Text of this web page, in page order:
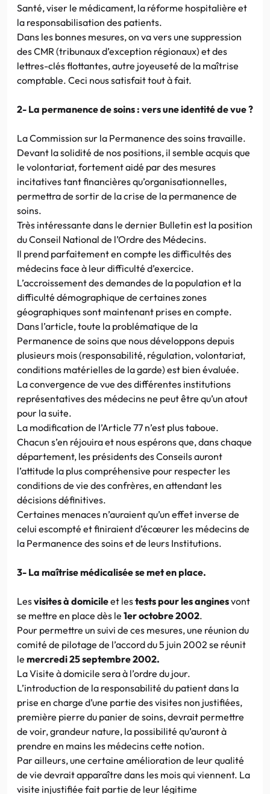
Santé, viser le médicament, la réforme hospitalière et
la responsabilisation des patients.
Dans les bonnes mesures, on va vers une suppression
des CMR (tribunaux d’exception régionaux) et des
lettres-clés flottantes, autre joyeuseté de la maîtrise
comptable. Ceci nous satisfait tout à fait.
2- La permanence de soins : vers une identité de vue ?
La Commission sur la Permanence des soins travaille.
Devant la solidité de nos positions, il semble acquis que
le volontariat, fortement aidé par des mesures
incitatives tant financières qu’organisationnelles,
permettra de sortir de la crise de la permanence de
soins.
Très intéressante dans le dernier Bulletin est la position
du Conseil National de l’Ordre des Médecins.
Il prend parfaitement en compte les difficultés des
médecins face à leur difficulté d’exercice.
L’accroissement des demandes de la population et la
difficulté démographique de certaines zones
géographiques sont maintenant prises en compte.
Dans l’article, toute la problématique de la
Permanence de soins que nous développons depuis
plusieurs mois (responsabilité, régulation, volontariat,
conditions matérielles de la garde) est bien évaluée.
La convergence de vue des différentes institutions
représentatives des médecins ne peut être qu’un atout
pour la suite.
La modification de l’Article 77 n’est plus taboue.
Chacun s’en réjouira et nous espérons que, dans chaque
département, les présidents des Conseils auront
l’attitude la plus compréhensive pour respecter les
conditions de vie des confrères, en attendant les
décisions définitives.
Certaines menaces n’auraient qu’un effet inverse de
celui escompté et finiraient d’écœurer les médecins de
la Permanence des soins et de leurs Institutions.
3- La maîtrise médicalisée se met en place.
Lesvisites à domicileet lestests pour les anginesvont
se mettre en place dès le 1er octobre 2002.
Pour permettre un suivi de ces mesures, une réunion du
comité de pilotage de l’accord du 5 juin 2002 se réunit
le mercredi 25 septembre 2002.
La Visite à domicile sera à l’ordre du jour.
L’introduction de la responsabilité du patient dans la
prise en charge d’une partie des visites non justifiées,
première pierre du panier de soins, devrait permettre
de voir, grandeur nature, la possibilité qu’auront à
prendre en mains les médecins cette notion.
Par ailleurs, une certaine amélioration de leur qualité
de vie devrait apparaître dans les mois qui viennent. La
visite injustifiée fait partie de leur légitime